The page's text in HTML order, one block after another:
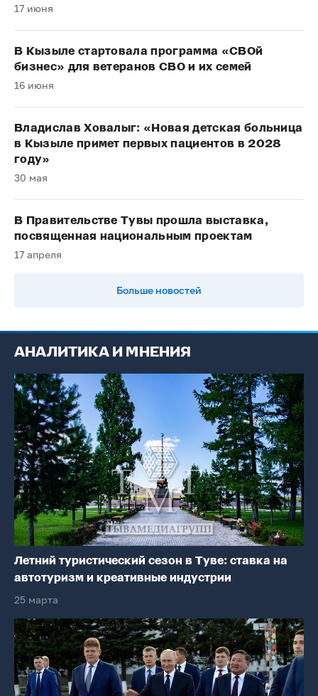
17 июня
В Кызыле стартовала программа «СВОй
бизнес» для ветеранов СВО и их семей
16 июня
Владислав Ховалыг: «Новая детская больница
в Кызыле примет первых пациентов в 2028
году»
30 мая
В Правительстве Тувы прошла выставка,
посвященная национальным проектам
17 апреля
Больше новостей
АНАЛИТИКА И МНЕНИЯ
Летний туристический сезон в Туве: ставка на
автотуризм и креативные индустрии
25 марта